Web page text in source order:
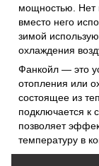
мощностью. Нет
вместо него
зимой
охлаждения
Фанкойл — это
отопления или
состоящее из
подключается к
позволяет
температуру в